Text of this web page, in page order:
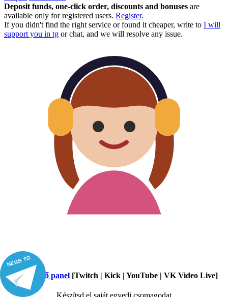
NEWS TG
Deposit funds, one-click order, discounts and bonuses are
available only for registered users. Register.
If you didn't find the right service or found it cheaper, write to I will
support you in tg orchat, and we will resolve any issue.
Nézőkezelő panel [Twitch | Kick | YouTube | VK Video Live]